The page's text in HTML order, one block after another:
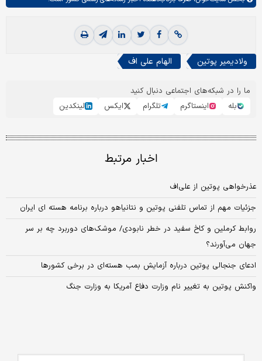
ولادیمیر پوتین الهام علی اف
ما را در شبکه‌های اجتماعی دنبال کنید
بله
اینستاگرم تلگرام ایکس لینکدین
اخبار مرتبط
عذرخواهی پوتین از علی‌اف
جزئیات مهم از تماس تلفنی پوتین و نتانیاهو درباره برنامه هسته ای ایران
روابط کرملین و کاخ سفید در خطر نابودی/ موشک‌های دوربرد چه بر سر
جهان می‌آورند؟
ادعای جنجالی پوتین درباره آزمایش بمب هسته‌ای در برخی کشورها
واکنش پوتین به تغییر نام وزارت دفاع آمریکا به وزارت جنگ